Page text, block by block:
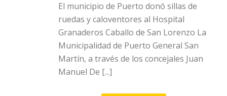
El municipio de Puerto donó sillas de
ruedas y caloventores al Hospital
Granaderos Caballo de San Lorenzo La
Municipalidad de Puerto General San
Martín, a través de los concejales Juan
Manuel De [...]